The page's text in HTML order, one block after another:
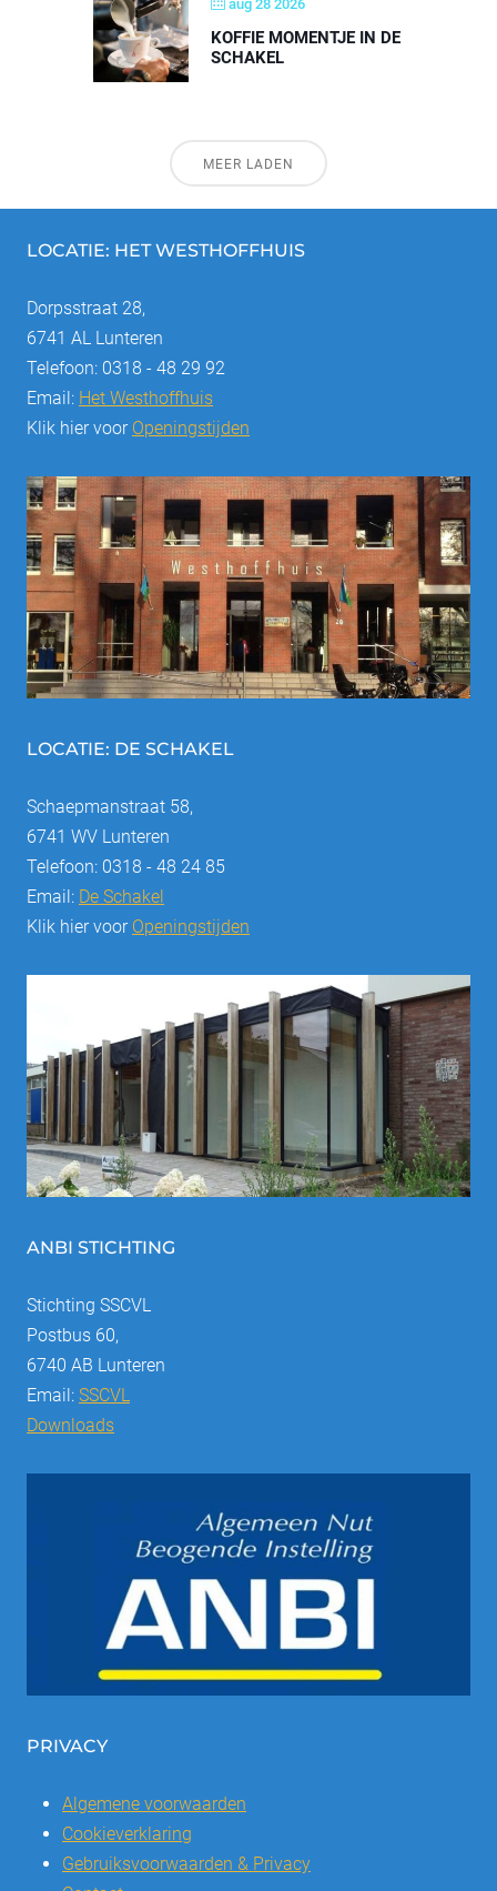
aug 28 2026
KOFFIE MOMENTJE IN DE
SCHAKEL
MEER LADEN
LOCATIE: HET WESTHOFFHUIS
Dorpsstraat 28,
6741 AL Lunteren
Telefoon: 0318 - 48 29 92
Email: Het Westhoffhuis
Klik hier voor Openingstijden
LOCATIE: DE SCHAKEL
Schaepmanstraat 58,
6741 WV Lunteren
Telefoon: 0318 - 48 24 85
Email: De Schakel
Klik hier voor Openingstijden
ANBI STICHTING
Stichting SSCVL
Postbus 60,
6740 AB Lunteren
Email: SSCVL
Downloads
PRIVACY
Algemene voorwaarden
Cookieverklaring
Gebruiksvoorwaarden & Privacy